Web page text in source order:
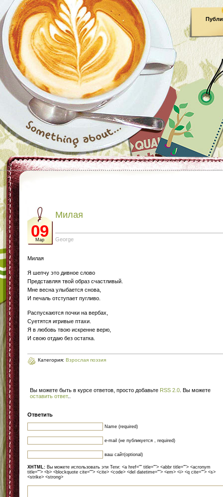
09
Мар
Милая
George
Милая
Я шепчу это дивное слово
Представляя твой образ счастливый.
Мне весна улыбается снова,
И печаль отступает пугливо.
Распускаются почки на вербах,
Суетятся игривые птахи.
Я в любовь твою искренне верю,
И свою отдаю без остатка.
Категория: Взрослая поэзия
Вы можете быть в курсе ответов, просто добавьте RSS 2.0 . Вы можете
оставить ответ.
Ответить
Name (required)
e-mail (не публикуется , required)
ваш сайт(optional)
XHTML: Вы можете использовать эти Теги: <a href="" title=""> <abbr title=""> <acronym
title=""> <b> <blockquote cite=""> <cite> <code> <del datetime=""> <em> <i> <q cite=""> <s>
<strike> <strong>